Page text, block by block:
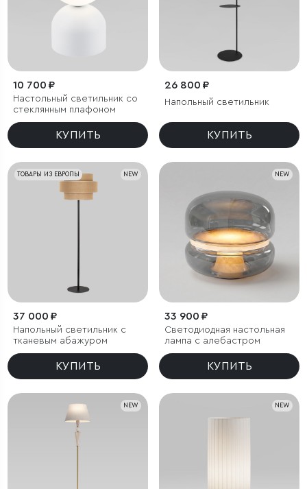
10 700 ₽
Настольный светильник со
стеклянным плафоном
КУПИТЬ
26 800 ₽
Напольный светильник
КУПИТЬ
NEW
ТОВАРЫ ИЗ ЕВРОПЫ
37 000 ₽
Напольный светильник с
тканевым абажуром
КУПИТЬ
NEW
33 900 ₽
Светодиодная настольная
лампа с алебастром
КУПИТЬ
NEW NEW